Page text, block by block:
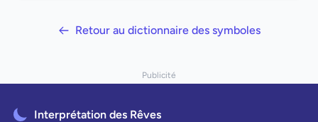
Retour au dictionnaire des symboles
Publicité
Interprétation des Rêves